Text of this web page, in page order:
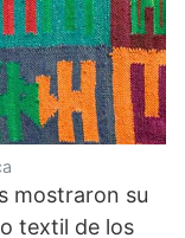
mostraron su
textil de los